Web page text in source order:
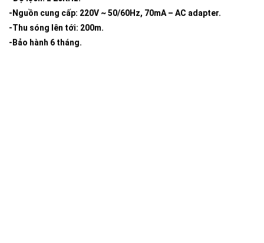
-Nguồn cung cấp: 220V ~ 50/60Hz, 70mA – AC adapter.
-Thu sóng lên tới: 200m.
-Bảo hành 6 tháng.